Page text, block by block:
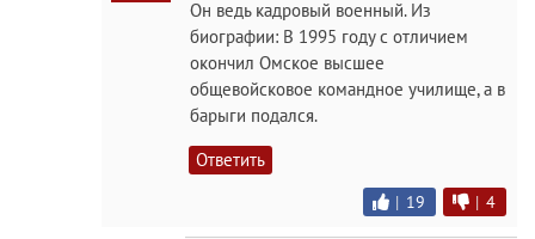
Он ведь кадровый военный. Из
биографии: В 1995 году с отличием
окончил Омское высшее
общевойсковое командное училище, а в
барыги подался.
Ответить
| 19 | 4